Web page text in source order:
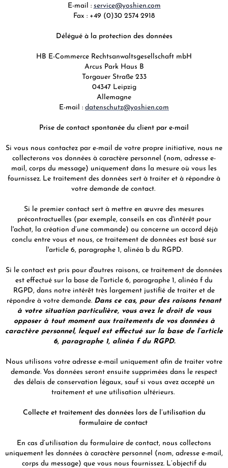
E-mail : service@yoshien.com
Fax : +49 (0)30 2574 2918
Délégué à la protection des données
HB E-Commerce Rechtsanwaltsgesellschaft mbH
Arcus Park Haus B
Torgauer Straße 233
04347 Leipzig
Allemagne
E-mail : datenschutz@yoshien.com
Prise de contact spontanée du client par e-mail
Si vous nous contactez par e-mail de votre propre initiative, nous ne
collecterons vos données à caractère personnel (nom, adresse e-
mail, corps du message) uniquement dans la mesure où vous les
fournissez. Le traitement des données sert à traiter et à répondre à
votre demande de contact.
Si le premier contact sert à mettre en œuvre des mesures
précontractuelles (par exemple, conseils en cas d'intérêt pour
l'achat, la création d’une commande) ou concerne un accord déjà
conclu entre vous et nous, ce traitement de données est basé sur
l'article 6, paragraphe 1, alinéa b du RGPD.
Si le contact est pris pour d'autres raisons, ce traitement de données
est effectué sur la base de l'article 6, paragraphe 1, alinéa f du
RGPD, dans notre intérêt très largement justifié de traiter et de
répondre à votre demande. Dans ce cas, pour des raisons tenant
à votre situation particulière, vous avez le droit de vous
opposer à tout moment aux traitements de vos données à
caractère personnel, lequel est effectué sur la base de l’article
6, paragraphe 1, alinéa f du RGPD.
Nous utilisons votre adresse e-mail uniquement afin de traiter votre
demande. Vos données seront ensuite supprimées dans le respect
des délais de conservation légaux, sauf si vous avez accepté un
traitement et une utilisation ultérieurs.
Collecte et traitement des données lors de l’utilisation du
formulaire de contact
En cas d’utilisation du formulaire de contact, nous collectons
uniquement les données à caractère personnel (nom, adresse e-mail,
corps du message) que vous nous fournissez. L’objectif du